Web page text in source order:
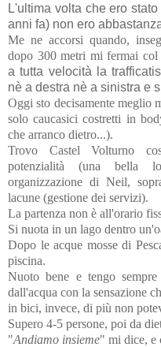
L'ultima volta che ero
anni fa) non ero
Me ne accorsi quando,
dopo 300 metri mi fermai col
a tutta velocità la
nè a destra nè a sinistra e
Oggi sto decisamente meglio
solo caucasici costretti in
che arranco dietro...).
Trovo Castel Volturno
potenzialità (una bella
organizzazione di Neil,
lacune (gestione dei servizi).
La partenza non è all'orario
Si nuota in un lago dentro
Dopo le acque mosse di
piscina.
Nuoto bene e tengo
dall'acqua con la sensazione
in bici, invece, di più non
Supero 4-5 persone, poi da
"Andiamo insieme" mi dice, e